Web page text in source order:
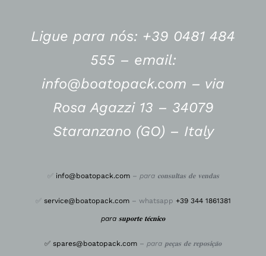
Ligue para nós: +39 0481 484
555 – email:
info@boatopack.com – via
Rosa Agazzi 13 – 34079
Staranzano (GO) – Italy
✅ info@boatopack.com– para 𝐜𝐨𝐧𝐬𝐮𝐥𝐭𝐚𝐬 𝐝𝐞 𝐯𝐞𝐧𝐝𝐚𝐬
✅ service@boatopack.com– whatsapp +39 344 1861381
para 𝐬𝐮𝐩𝐨𝐫𝐭𝐞 𝐭𝐞́𝐜𝐧𝐢𝐜𝐨
✅ spares@boatopack.com – para 𝐩𝐞𝐜̧𝐚𝐬 𝐝𝐞 𝐫𝐞𝐩𝐨𝐬𝐢𝐜̧𝐚̃𝐨